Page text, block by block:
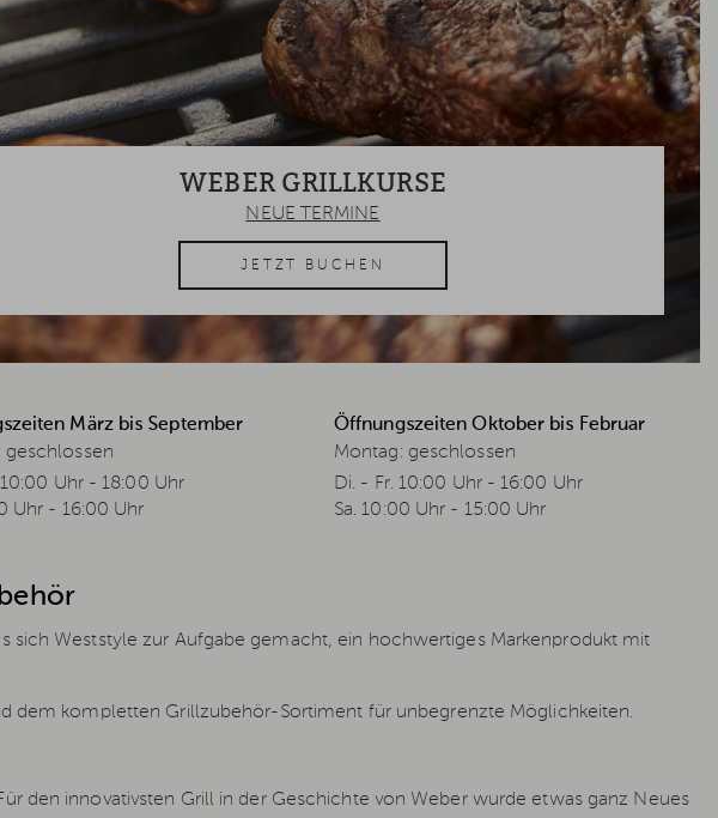
WEBER GRILLKURSE
NEUE TERMINE
JETZT BUCHEN
März bis September
geschlossen
10:00 Uhr - 18:00 Uhr
Uhr - 16:00 Uhr
Öffnungszeiten Oktober bis Februar
Montag: geschlossen
Di. - Fr. 10:00 Uhr - 16:00 Uhr
Sa. 10:00 Uhr - 15:00 Uhr
sich Weststyle zur Aufgabe gemacht, ein hochwertiges Markenprodukt mit
dem kompletten Grillzubehör-Sortiment für unbegrenzte Möglichkeiten.
den innovativsten Grill in der Geschichte von Weber wurde etwas ganz Neues